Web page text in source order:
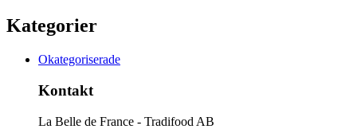
Kategorier
Okategoriserade
Kontakt
La Belle de France - Tradifood AB